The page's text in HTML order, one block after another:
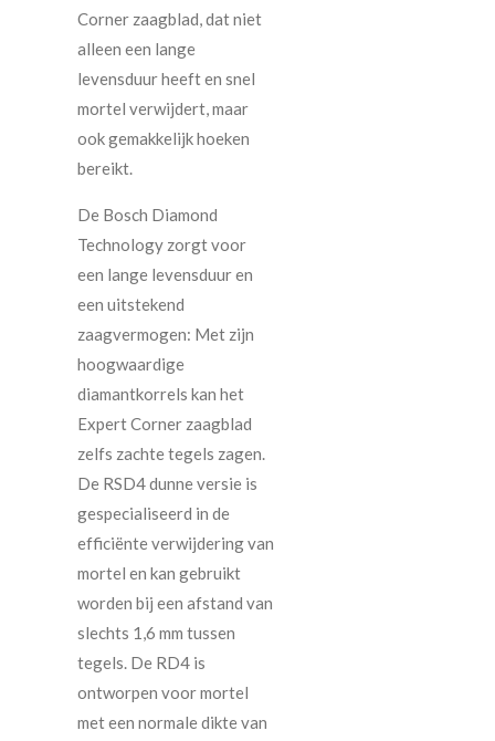
Corner zaagblad, dat niet
alleen een lange
levensduur heeft en snel
mortel verwijdert, maar
ook gemakkelijk hoeken
bereikt.
De Bosch Diamond
Technology zorgt voor
een lange levensduur en
een uitstekend
zaagvermogen: Met zijn
hoogwaardige
diamantkorrels kan het
Expert Corner zaagblad
zelfs zachte tegels zagen.
De RSD4 dunne versie is
gespecialiseerd in de
efficiënte verwijdering van
mortel en kan gebruikt
worden bij een afstand van
slechts 1,6 mm tussen
tegels. De RD4 is
ontworpen voor mortel
met een normale dikte van